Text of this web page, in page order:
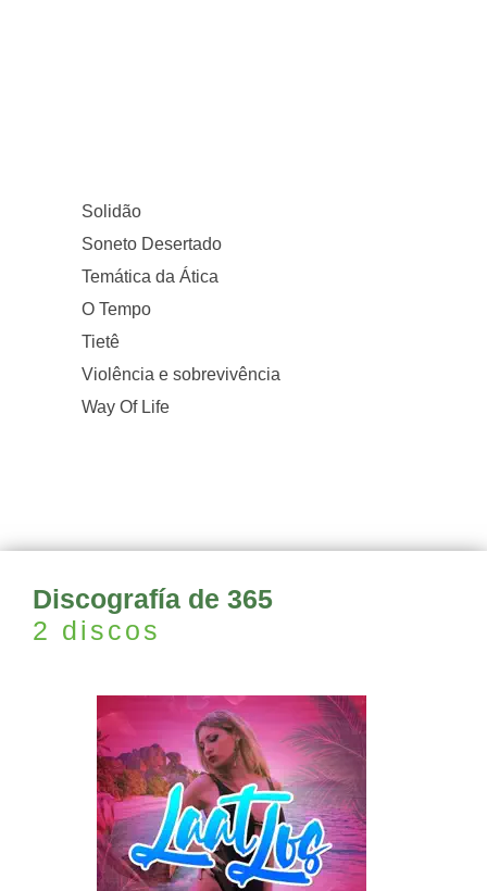
Solidão
Soneto Desertado
Temática da Ática
O Tempo
Tietê
Violência e sobrevivência
Way Of Life
Discografía de 365
2 discos